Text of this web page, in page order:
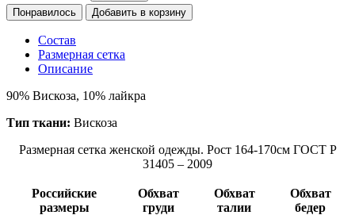
Понравилось
Состав
Размерная сетка
Описание
90% Вискоза, 10% лайкра
Тип ткани: Вискоза
Размерная сетка женской одежды. Рост 164-170см ГОСТ Р
31405 – 2009
Российские
размеры
Обхват
груди
Обхват
талии
Обхват
бедер